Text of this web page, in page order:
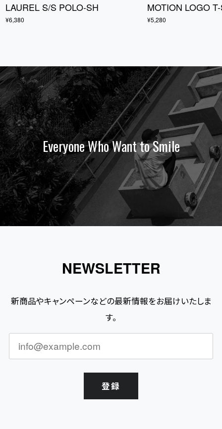
LAUREL S/S POLO-SH
¥6,380
MOTION LOGO
¥5,280
Everyone Who Want to Smile
NEWSLETTER
新商品やキャンペーンなどの最新情報をお届けいたしま
す。
登録